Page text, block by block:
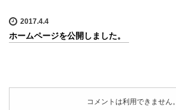
2017.4.4
ホームページを公開しました。
コメントは利用できません。